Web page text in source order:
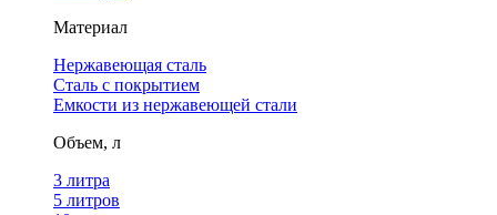
Материал
Нержавеющая сталь
Сталь с покрытием
Емкости из нержавеющей стали
Объем, л
3 литра
5 литров